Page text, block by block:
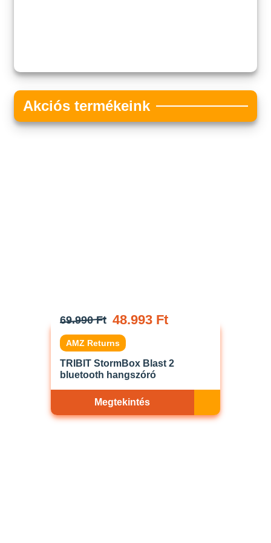
Akciós termékeink
69.990 Ft 48.993 Ft
AMZ Returns
TRIBIT StormBox Blast 2
bluetooth hangszóró
Megtekintés